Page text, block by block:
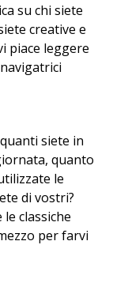
su chi siete
creative e
piace leggere
siete in
quanto
le
di vostri?
classiche
per farvi